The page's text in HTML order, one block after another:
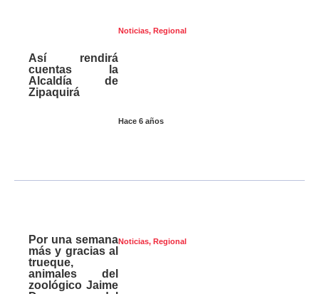
Noticias, Regional
Hace 6 años
Así rendirá
cuentas la
Alcaldía de
Zipaquirá
Noticias, Regional
Por una semana
más y gracias al
trueque,
animales del
zoológico Jaime